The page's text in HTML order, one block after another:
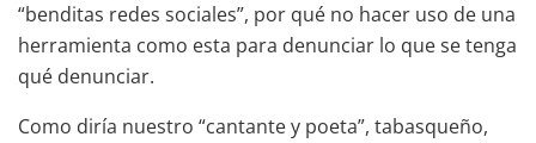
“benditas redes sociales”, por qué no hacer uso de una
herramienta como esta para denunciar lo que se tenga
qué denunciar.
Como diría nuestro “cantante y poeta”, tabasqueño,